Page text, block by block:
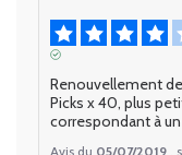
Renouvellement
Picks x 40, plus
correspondant à
Avis du 05/07/2019 ,